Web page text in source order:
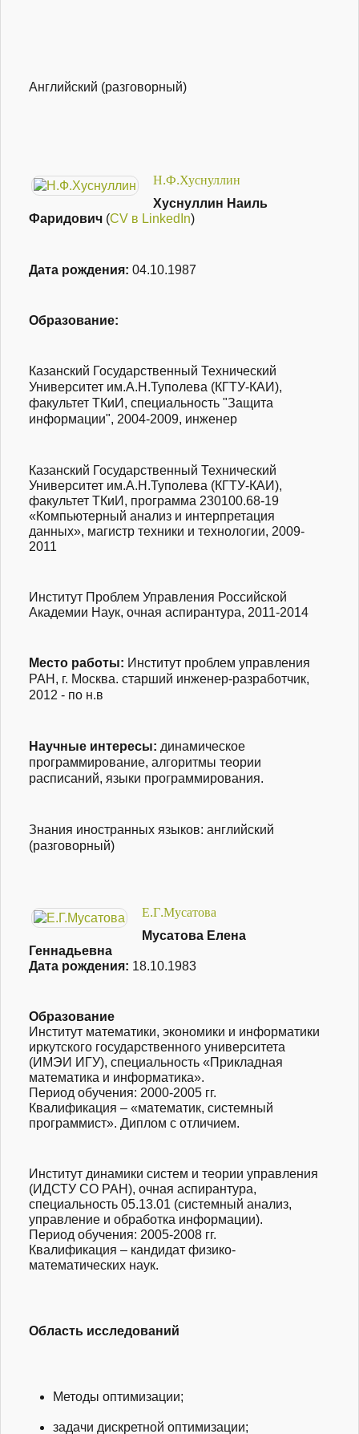
Английский (разговорный)
Н.Ф.Хуснуллин
Хуснуллин Наиль
Фаридович (CV в LinkedIn)
Дата рождения: 04.10.1987
Образование:
Казанский Государственный Технический
Университет им.А.Н.Туполева (КГТУ-КАИ),
факультет ТКиИ, специальность "Защита
информации", 2004-2009, инженер
Казанский Государственный Технический
Университет им.А.Н.Туполева (КГТУ-КАИ),
факультет ТКиИ, программа 230100.68-19
«Компьютерный анализ и интерпретация
данных», магистр техники и технологии, 2009-
2011
Институт Проблем Управления Российской
Академии Наук, очная аспирантура, 2011-2014
Место работы: Институт проблем управления
РАН, г. Москва. старший инженер-разработчик,
2012 - по н.в
Научные интересы: динамическое
программирование, алгоритмы теории
расписаний, языки программирования.
Знания иностранных языков: английский
(разговорный)
Е.Г.Мусатова
Мусатова Елена
Геннадьевна
Дата рождения: 18.10.1983
Образование
Институт математики, экономики и информатики
иркутского государственного университета
(ИМЭИ ИГУ), специальность «Прикладная
математика и информатика».
Период обучения: 2000-2005 гг.
Квалификация – «математик, системный
программист». Диплом с отличием.
Институт динамики систем и теории управления
(ИДСТУ СО РАН), очная аспирантура,
специальность 05.13.01 (системный анализ,
управление и обработка информации).
Период обучения: 2005-2008 гг.
Квалификация – кандидат физико-
математических наук.
Область исследований
Методы оптимизации;
задачи дискретной оптимизации;